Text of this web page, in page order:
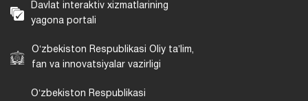
Davlat interaktiv xizmatlarining
yagona portali
Oʻzbekiston Respublikasi Oliy taʼlim,
fan va innovatsiyalar vazirligi
Oʻzbekiston Respublikasi